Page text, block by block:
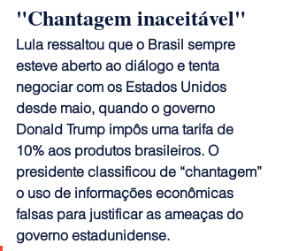
"Chantagem inaceitável"
Lula ressaltou que o Brasil sempre
esteve aberto ao diálogo e tenta
negociar com os Estados Unidos
desde maio, quando o governo
Donald Trump impôs uma tarifa de
10% aos produtos brasileiros. O
presidente classificou de “chantagem”
o uso de informações econômicas
falsas para justificar as ameaças do
governo estadunidense.